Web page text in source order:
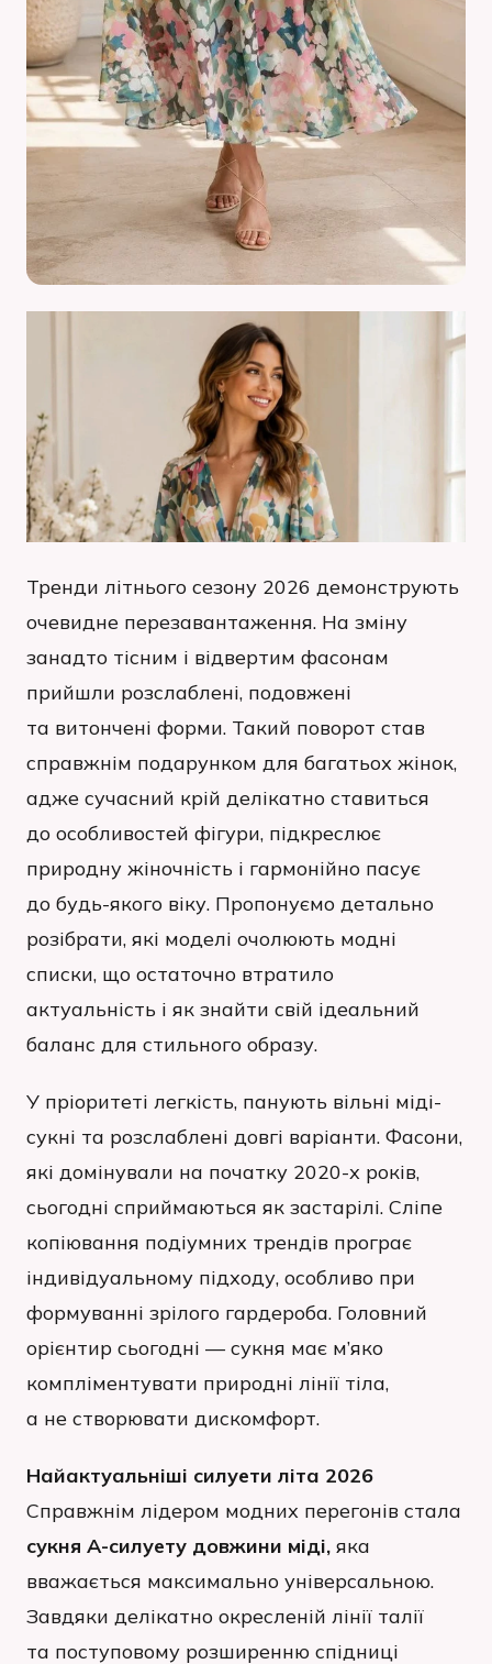
Тренди літнього сезону 2026 демонструють
очевидне перезавантаження. На зміну
занадто тісним і відвертим фасонам
прийшли розслаблені, подовжені
та витончені форми. Такий поворот став
справжнім подарунком для багатьох жінок,
адже сучасний крій делікатно ставиться
до особливостей фігури, підкреслює
природну жіночність і гармонійно пасує
до будь-якого віку. Пропонуємо детально
розібрати, які моделі очолюють модні
списки, що остаточно втратило
актуальність і як знайти свій ідеальний
баланс для стильного образу.
У пріоритеті легкість, панують вільні міді-
сукні та розслаблені довгі варіанти. Фасони,
які домінували на початку 2020-х років,
сьогодні сприймаються як застарілі. Сліпе
копіювання подіумних трендів програє
індивідуальному підходу, особливо при
формуванні зрілого гардероба. Головний
орієнтир сьогодні — сукня має м’яко
компліментувати природні лінії тіла,
а не створювати дискомфорт.
Найактуальніші силуети літа 2026
Справжнім лідером модних перегонів стала
сукня А-силуету довжини міді, яка
вважається максимально універсальною.
Завдяки делікатно окресленій лінії талії
та поступовому розширенню спідниці